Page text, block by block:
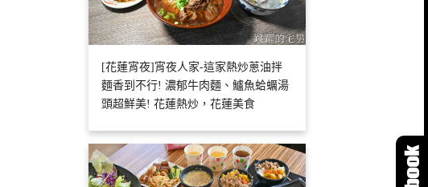
[花蓮宵夜]宵夜人家-這家熱炒蔥油拌
麵香到不行! 濃郁牛肉麵、鱸魚蛤蠣湯
頭超鮮美! 花蓮熱炒，花蓮美食